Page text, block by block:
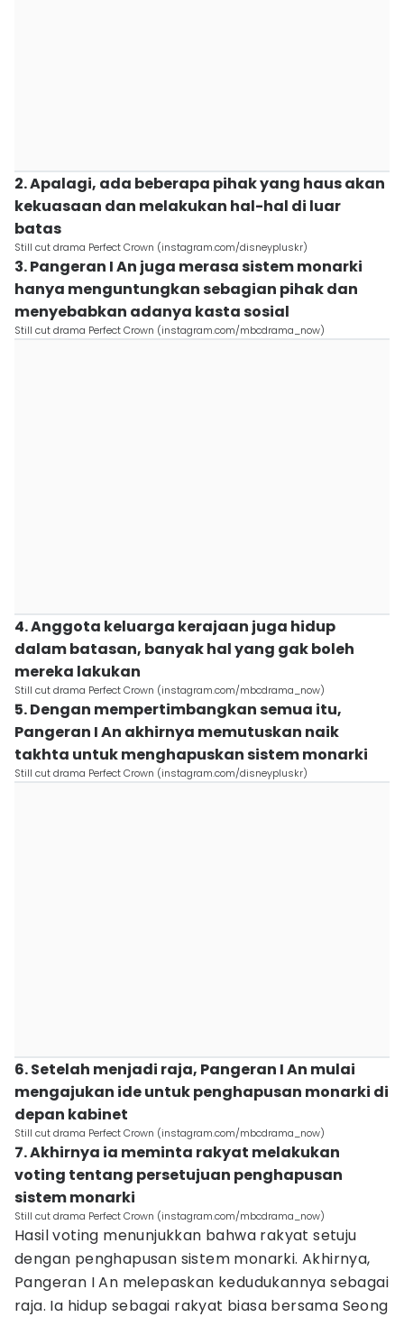
2. Apalagi, ada beberapa pihak yang haus akan
kekuasaan dan melakukan hal-hal di luar
batas
Still cut drama Perfect Crown (instagram.com/disneypluskr)
3. Pangeran I An juga merasa sistem monarki
hanya menguntungkan sebagian pihak dan
menyebabkan adanya kasta sosial
Still cut drama Perfect Crown (instagram.com/mbcdrama_now)
4. Anggota keluarga kerajaan juga hidup
dalam batasan, banyak hal yang gak boleh
mereka lakukan
Still cut drama Perfect Crown (instagram.com/mbcdrama_now)
5. Dengan mempertimbangkan semua itu,
Pangeran I An akhirnya memutuskan naik
takhta untuk menghapuskan sistem monarki
Still cut drama Perfect Crown (instagram.com/disneypluskr)
6. Setelah menjadi raja, Pangeran I An mulai
mengajukan ide untuk penghapusan monarki di
depan kabinet
Still cut drama Perfect Crown (instagram.com/mbcdrama_now)
7. Akhirnya ia meminta rakyat melakukan
voting tentang persetujuan penghapusan
sistem monarki
Still cut drama Perfect Crown (instagram.com/mbcdrama_now)
Hasil voting menunjukkan bahwa rakyat setuju
dengan penghapusan sistem monarki. Akhirnya,
Pangeran I An melepaskan kedudukannya sebagai
raja. Ia hidup sebagai rakyat biasa bersama Seong